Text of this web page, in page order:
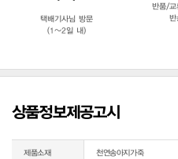
택배기사님 방문
(1~2일 내)
반품/교
반
상품정보제공고시
제품소재 천연송아지가죽